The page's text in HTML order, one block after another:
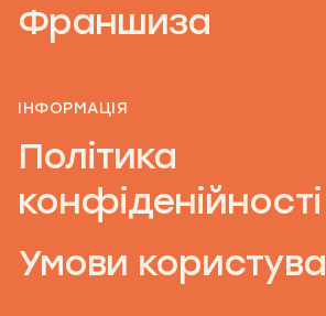
Франшиза
ІНФОРМАЦІЯ
Політика
конфіденійності
Умови